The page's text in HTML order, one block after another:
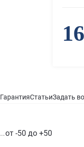
ГарантияСтатьиЗадать
от -50 до +50